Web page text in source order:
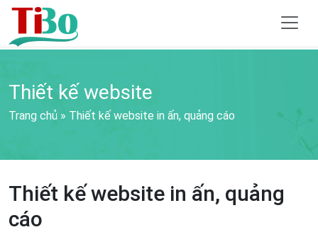
Thiết kế website
Trang chủ » Thiết kế website in ấn, quảng cáo
Thiết kế website in ấn, quảng
cáo